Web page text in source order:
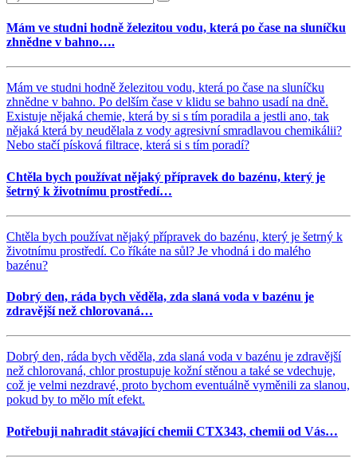
Mám ve studni hodně železitou vodu, která po čase na sluníčku
zhnědne v bahno….
Mám ve studni hodně železitou vodu, která po čase na sluníčku
zhnědne v bahno. Po delším čase v klidu se bahno usadí na dně.
Existuje nějaká chemie, která by si s tím poradila a jestli ano, tak
nějaká která by neudělala z vody agresivní smradlavou chemikálii?
Nebo stačí písková filtrace, která si s tím poradí?
Chtěla bych používat nějaký přípravek do bazénu, který je
šetrný k životnímu prostředí…
Chtěla bych používat nějaký přípravek do bazénu, který je šetrný k
životnímu prostředí. Co říkáte na sůl? Je vhodná i do malého
bazénu?
Dobrý den, ráda bych věděla, zda slaná voda v bazénu je
zdravější než chlorovaná…
Dobrý den, ráda bych věděla, zda slaná voda v bazénu je zdravější
než chlorovaná, chlor prostupuje kožní stěnou a také se vdechuje,
což je velmi nezdravé, proto bychom eventuálně vyměnili za slanou,
pokud by to mělo mít efekt.
Potřebuji nahradit stávající chemii CTX343, chemii od Vás…